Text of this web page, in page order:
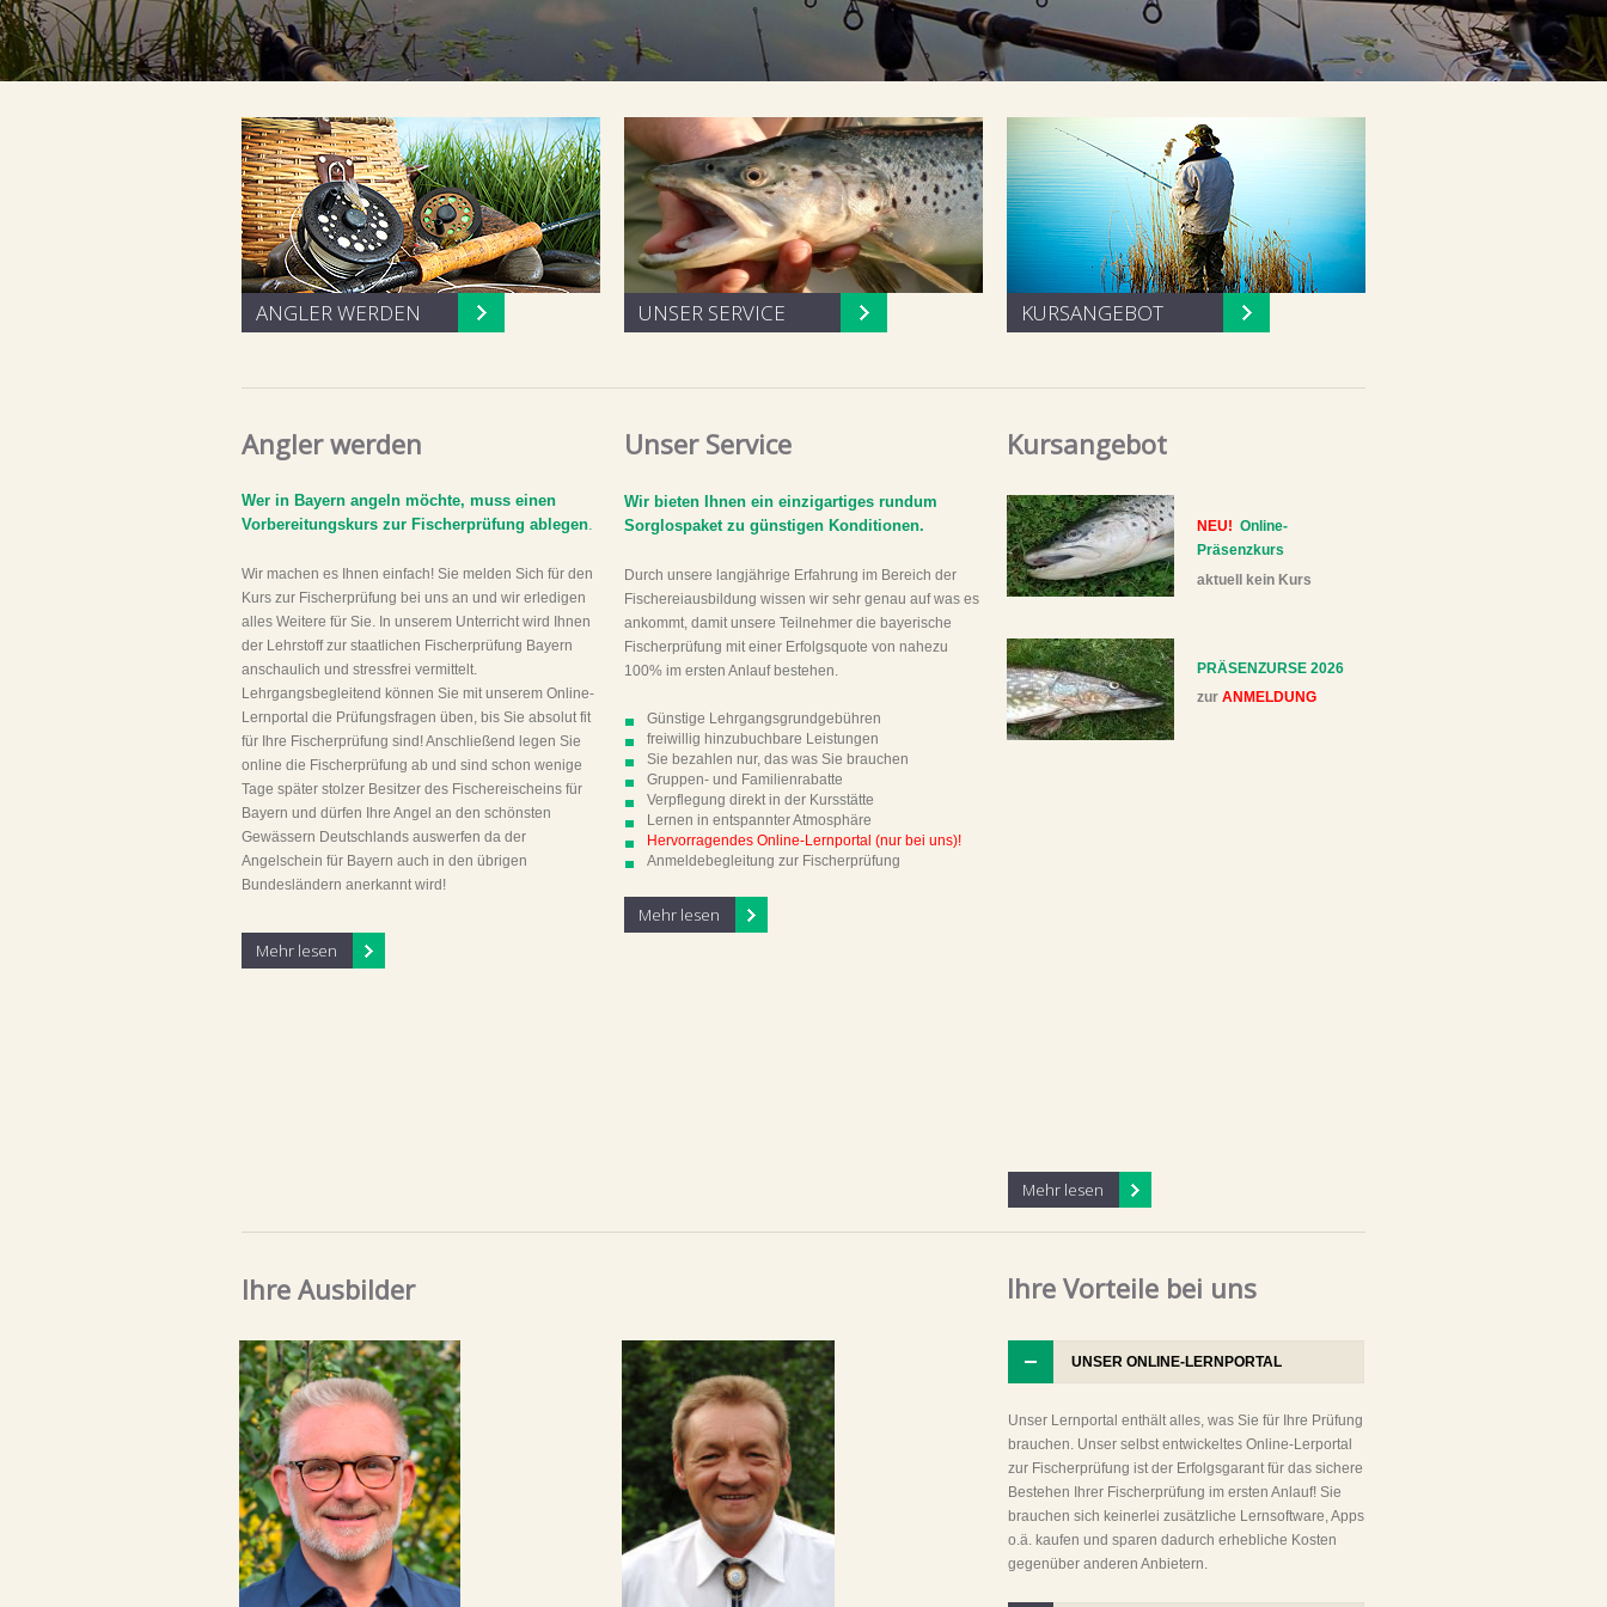
ANGLER WERDEN UNSER SERVICE KURSANGEBOT
Angler werden
Wer in Bayern angeln möchte, muss einen
Vorbereitungskurs zur Fischerprüfung ablegen.
Wir machen es Ihnen einfach! Sie melden Sich für den
Kurs zur Fischerprüfung bei uns an und wir erledigen
alles Weitere für Sie. In unserem Unterricht wird Ihnen
der Lehrstoff zur staatlichen Fischerprüfung Bayern
anschaulich und stressfrei vermittelt.
Lehrgangsbegleitend können Sie mit unserem Online-
Lernportal die Prüfungsfragen üben, bis Sie absolut fit
für Ihre Fischerprüfung sind! Anschließend legen Sie
online die Fischerprüfung ab und sind schon wenige
Tage später stolzer Besitzer des Fischereischeins für
Bayern und dürfen Ihre Angel an den schönsten
Gewässern Deutschlands auswerfen da der
Angelschein für Bayern auch in den übrigen
Bundesländern anerkannt wird!
Mehr lesen
Unser Service
Wir bieten Ihnen ein einzigartiges rundum
Sorglospaket zu günstigen Konditionen.
Durch unsere langjährige Erfahrung im Bereich der
Fischereiausbildung wissen wir sehr genau auf was es
ankommt, damit unsere Teilnehmer die bayerische
Fischerprüfung mit einer Erfolgsquote von nahezu
100% im ersten Anlauf bestehen.
Günstige Lehrgangsgrundgebühren
freiwillig hinzubuchbare Leistungen
Sie bezahlen nur, das was Sie brauchen
Gruppen- und Familienrabatte
Verpflegung direkt in der Kursstätte
Lernen in entspannter Atmosphäre
Hervorragendes Online-Lernportal (nur bei uns)!
Anmeldebegleitung zur Fischerprüfung
Mehr lesen
Kursangebot
NEU! Online-
Präsenzkurs
aktuell kein Kurs
PRÄSENZURSE 2026
zur ANMELDUNG
Mehr lesen
Ihre Ausbilder Ihre Vorteile bei uns
UNSER ONLINE-LERNPORTAL
Unser Lernportal enthält alles, was Sie für Ihre Prüfung
brauchen. Unser selbst entwickeltes Online-Lerportal
zur Fischerprüfung ist der Erfolgsgarant für das sichere
Bestehen Ihrer Fischerprüfung im ersten Anlauf! Sie
brauchen sich keinerlei zusätzliche Lernsoftware, Apps
o.ä. kaufen und sparen dadurch erhebliche Kosten
gegenüber anderen Anbietern.